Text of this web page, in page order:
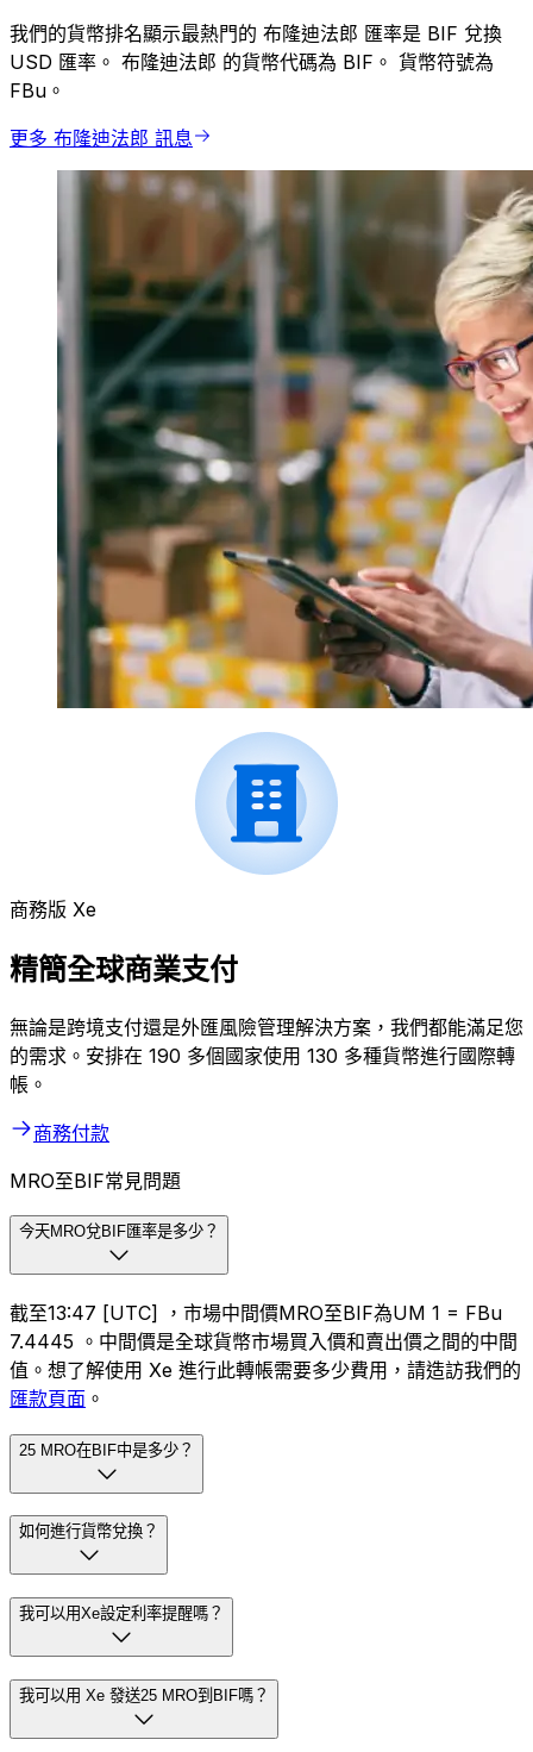
我們的貨幣排名顯示最熱門的 布隆迪法郎 匯率是 BIF 兌換
USD 匯率。 布隆迪法郎 的貨幣代碼為 BIF。 貨幣符號為
FBu。
更多 布隆迪法郎 訊息
商務版 Xe
精簡全球商業支付
無論是跨境支付還是外匯風險管理解決方案，我們都能滿足您
的需求。安排在 190 多個國家使用 130 多種貨幣進行國際轉
帳。
商務付款
MRO至BIF常見問題
今天MRO兌BIF匯率是多少？
截至13:47 [UTC] ，市場中間價MRO至BIF為UM 1 = FBu
7.4445 。中間價是全球貨幣市場買入價和賣出價之間的中間
值。想了解使用 Xe 進行此轉帳需要多少費用，請造訪我們的
匯款頁面 。
25 MRO在BIF中是多少？
如何進行貨幣兌換？
我可以用Xe設定利率提醒嗎？
我可以用 Xe 發送25 MRO到BIF嗎？